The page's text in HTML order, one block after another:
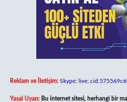
Reklam ve İletişim: Skype:
Yasal Uyarı: Bu internet sitesi, herhangi bir